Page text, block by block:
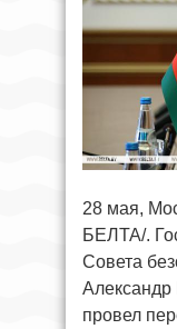
28 мая,
БЕЛТА/.
Совета
провел